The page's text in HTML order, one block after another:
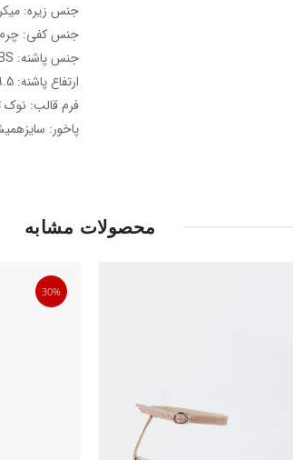
جنس زیره:
جنس کفی: چرم
جنس پاشنه: ABS
ارتفاع پاشنه: 9.5سانتی متر
فرم قالب: نوک
پاخور:
محصولات مشابه
30%